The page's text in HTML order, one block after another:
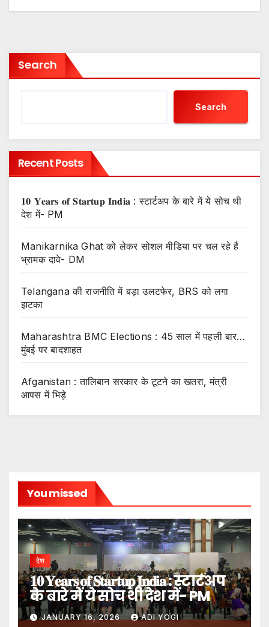
Search
Search
Recent Posts
𝟏𝟎 𝐘𝐞𝐚𝐫𝐬 𝐨𝐟 𝐒𝐭𝐚𝐫𝐭𝐮𝐩 𝐈𝐧𝐝𝐢𝐚 : स्टार्टअप के बारे में ये सोच थी
देश में- PM
Manikarnika Ghat को लेकर सोशल मीडिया पर चल रहे है
भ्रामक दावे- DM
Telangana की राजनीति में बड़ा उलटफेर, BRS को लगा
झटका
Maharashtra BMC Elections : 45 साल में पहली बार…
मुंबई पर बादशाहत
Afganistan : तालिबान सरकार के टूटने का खतरा, मंत्री
आपस में भिड़े
You missed
देश
𝟏𝟎 𝐘𝐞𝐚𝐫𝐬 𝐨𝐟 𝐒𝐭𝐚𝐫𝐭𝐮𝐩 𝐈𝐧𝐝𝐢𝐚 : स्टार्टअप
के बारे में ये सोच थी देश में- PM
JANUARY 16, 2026 ADI YOGI